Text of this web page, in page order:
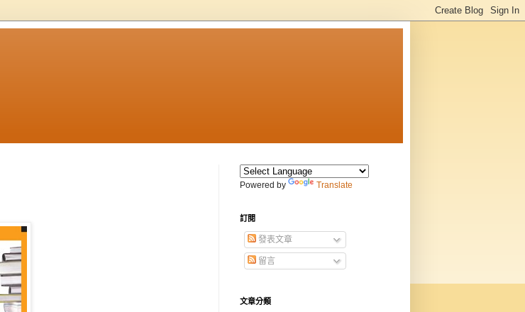
Powered by Translate
訂閱
發表文章
留言
文章分類